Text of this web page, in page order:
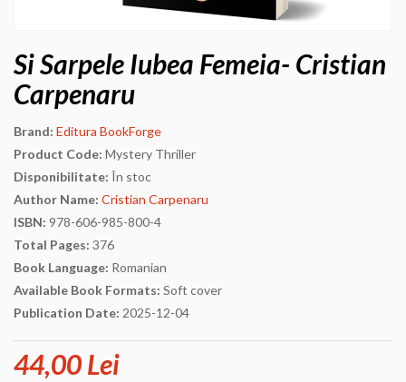
Si Sarpele Iubea Femeia- Cristian
Carpenaru
Brand: Editura BookForge
Product Code: Mystery Thriller
Disponibilitate: În stoc
Author Name: Cristian Carpenaru
ISBN: 978-606-985-800-4
Total Pages: 376
Book Language: Romanian
Available Book Formats: Soft cover
Publication Date: 2025-12-04
44,00 Lei